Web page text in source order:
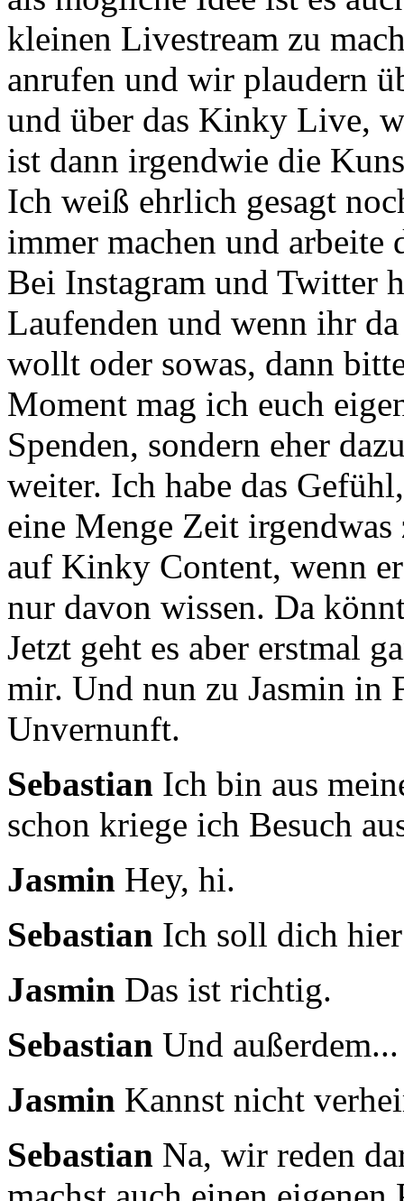
kleinen Livestream zu
anrufen und wir plaudern
und über das Kinky Live,
ist dann irgendwie die
Ich weiß ehrlich gesagt
immer machen und arbeite
Bei Instagram und Twitter
Laufenden und wenn ihr
wollt oder sowas, dann
Moment mag ich euch
Spenden, sondern eher
weiter. Ich habe das
eine Menge Zeit
auf Kinky Content, wenn
nur davon wissen. Da
Jetzt geht es aber erstmal
mir. Und nun zu Jasmin in
Unvernunft.
Sebastian Ich bin aus
schon kriege ich Besuch
Jasmin Hey, hi.
Sebastian Ich soll dich
Jasmin Das ist richtig.
Sebastian Und außerdem...
Jasmin Kannst nicht
Sebastian Na, wir reden